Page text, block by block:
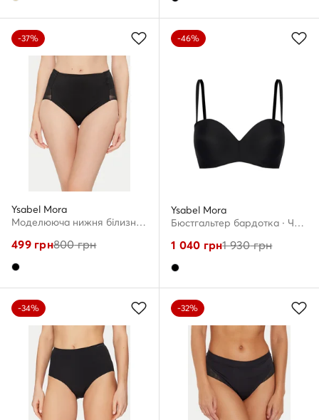
-37%
Ysabel Mora
Моделююча нижня білизна · Чорний
499грн800грн
-46%
Ysabel Mora
Бюстгальтер бардотка · Чорний
1 040 грн1 930грн
-34% -32%